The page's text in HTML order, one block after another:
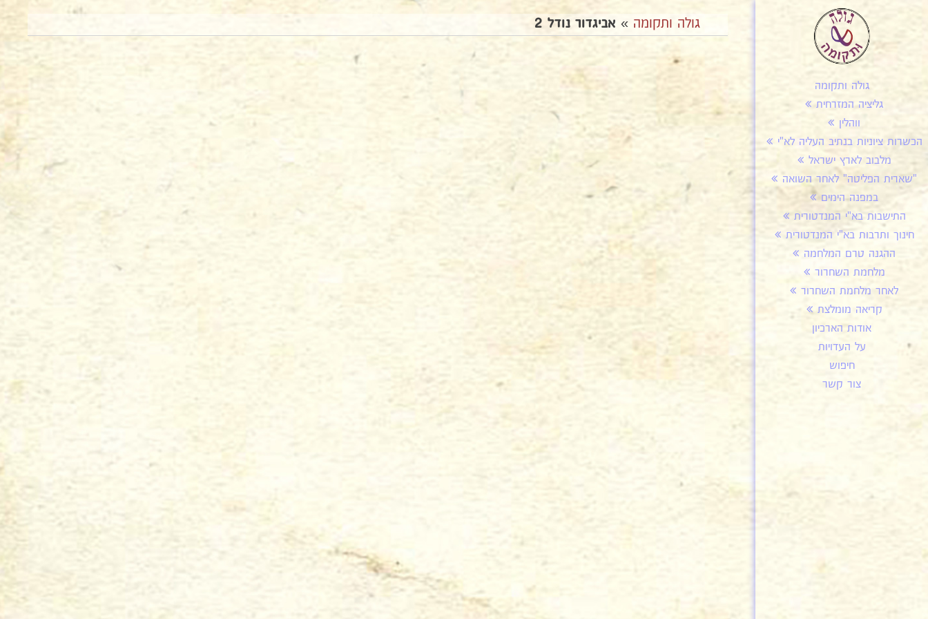
גולה ותקומה
גליציה המזרחית
ווהלין
הכשרות ציוניות בנתיב העליה לא"י
מלבוב לארץ ישראל
"שארית הפליטה" לאחר השואה
במפנה הימים
התישבות בא"י המנדטורית
חינוך ותרבות בא"י המנדטורית
ההגנה טרם המלחמה
מלחמת השחרור
לאחר מלחמת השחרור
קריאה מומלצת
אודות הארכיון
על העדויות
חיפוש
צור קשר
גולה ותקומה » אביגדור נודל 2